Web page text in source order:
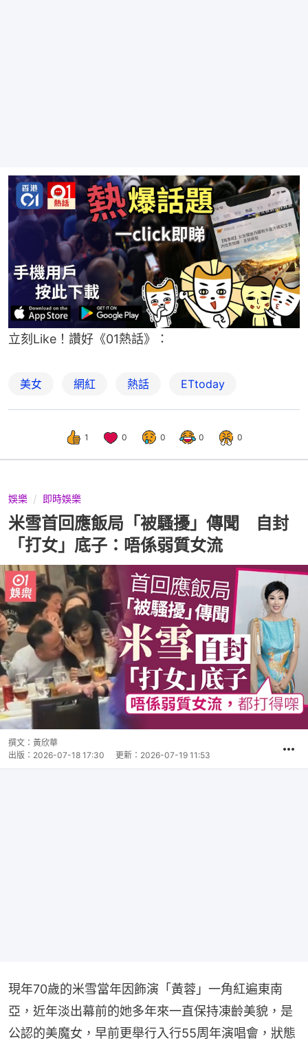
立刻Like！讚好《01熱話》：
美女 網紅 熱話 ETtoday
1 0 0 0 0
娛樂 即時娛樂
米雪首回應飯局「被騷擾」傳聞 自封
「打女」底子：唔係弱質女流
撰文： 黃欣華
出版： 2026-07-18 17:30 更新： 2026-07-19 11:53
現年70歲的米雪當年因飾演「黃蓉」一角紅遍東南
亞，近年淡出幕前的她多年來一直保持凍齡美貌，是
公認的美魔女，早前更舉行入行55周年演唱會，狀態